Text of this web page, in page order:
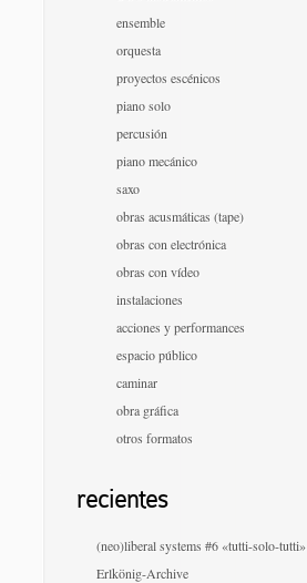
ensemble
orquesta
proyectos escénicos
piano solo
percusión
piano mecánico
saxo
obras acusmáticas (tape)
obras con electrónica
obras con vídeo
instalaciones
acciones y performances
espacio público
caminar
obra gráfica
otros formatos
recientes
(neo)liberal systems #6 «tutti-solo-tutti»
Erlkönig-Archive